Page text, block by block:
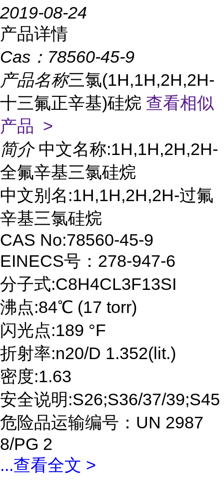
2019-08-24
产品详情
Cas： 78560-45-9
产品名称三氯(1H,1H,2H,2H-
十三氟正辛基)硅烷 查看相似
产品 >
简介 中文名称:1H,1H,2H,2H-
全氟辛基三氯硅烷
中文别名:1H,1H,2H,2H-过氟
辛基三氯硅烷
CAS No:78560-45-9
EINECS号：278-947-6
分子式:C8H4CL3F13SI
沸点:84℃ (17 torr)
闪光点:189 °F
折射率:n20/D 1.352(lit.)
密度:1.63
安全说明:S26;S36/37/39;S45
危险品运输编号：UN 2987
8/PG 2
...查看全文 >